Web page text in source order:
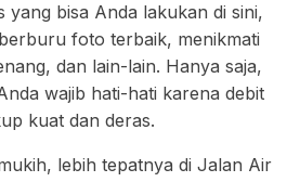
yang bisa Anda lakukan di sini,
foto terbaik, menikmati
dan lain-lain. Hanya saja,
wajib hati-hati karena debit
kuat dan deras.
lebih tepatnya di Jalan Air